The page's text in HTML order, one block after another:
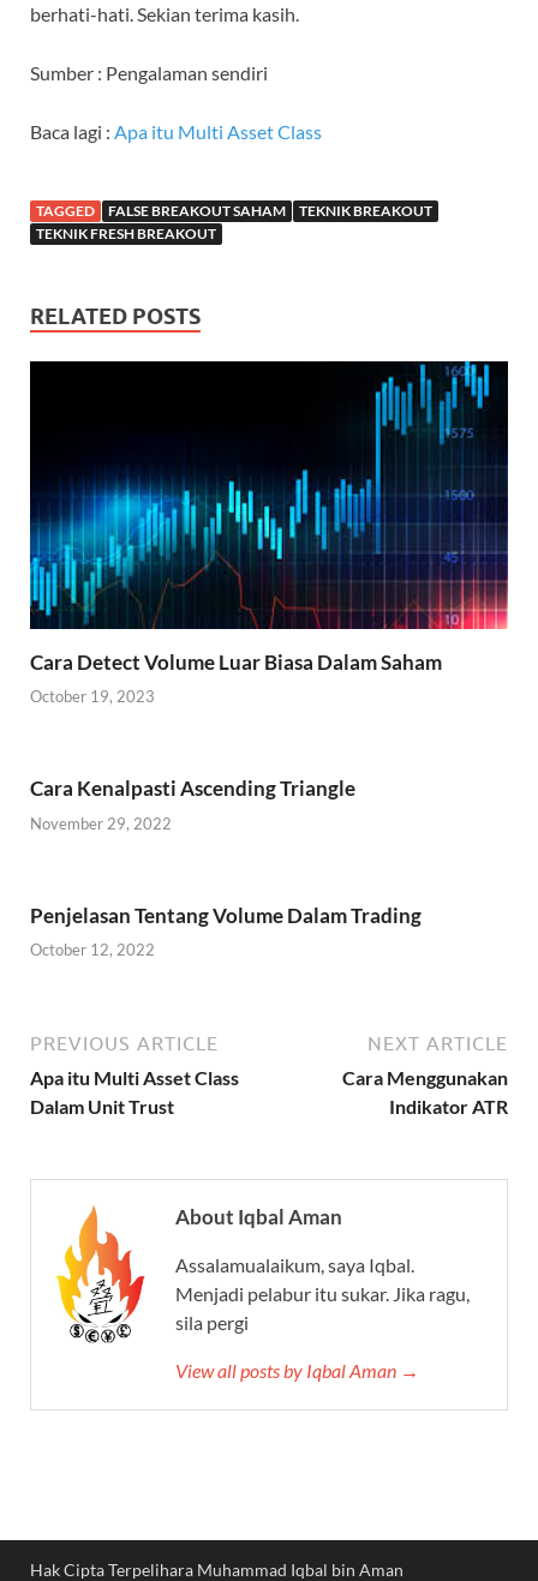
berhati-hati. Sekian terima kasih.
Sumber : Pengalaman sendiri
Baca lagi : Apa itu Multi Asset Class
TAGGED FALSE BREAKOUT SAHAM
TEKNIK BREAKOUT
TEKNIK FRESH BREAKOUT
RELATED POSTS
Cara Detect Volume Luar Biasa Dalam Saham
October 19, 2023
Cara Kenalpasti Ascending Triangle
November 29, 2022
Penjelasan Tentang Volume Dalam Trading
October 12, 2022
PREVIOUS ARTICLE
Apa itu Multi Asset Class
Dalam Unit Trust
NEXT ARTICLE
Cara Menggunakan
Indikator ATR
About Iqbal Aman
Assalamualaikum, saya Iqbal.
Menjadi pelabur itu sukar. Jika ragu,
sila pergi
View all posts by Iqbal Aman →
Hak Cipta Terpelihara Muhammad Iqbal bin Aman